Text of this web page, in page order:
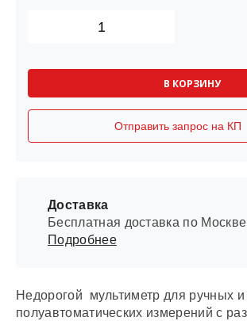
Недорогой мультиметр для ручных и
полуавтоматических измерений с
В КОРЗИНУ
Отправить запрос на КП
Доставка
Бесплатная доставка по Москве
Подробнее